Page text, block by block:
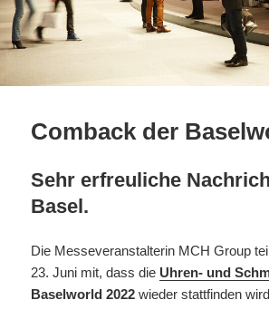
Comback der
Sehr erfreuliche
Basel.
Die Messeveranstalterin MCH Group
23. Juni mit, dass die Uhren- und
Baselworld 2022 wieder stattfinden